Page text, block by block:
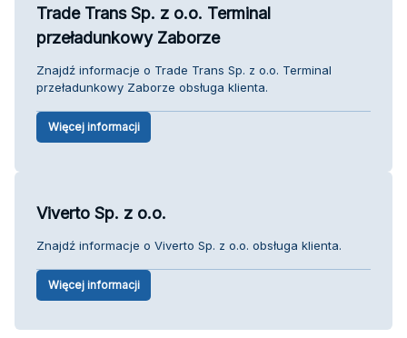
Trade Trans Sp. z o.o. Terminal
przeładunkowy Zaborze
Znajdź informacje o Trade Trans Sp. z o.o. Terminal
przeładunkowy Zaborze obsługa klienta.
Więcej informacji
Viverto Sp. z o.o.
Znajdź informacje o Viverto Sp. z o.o. obsługa klienta.
Więcej informacji